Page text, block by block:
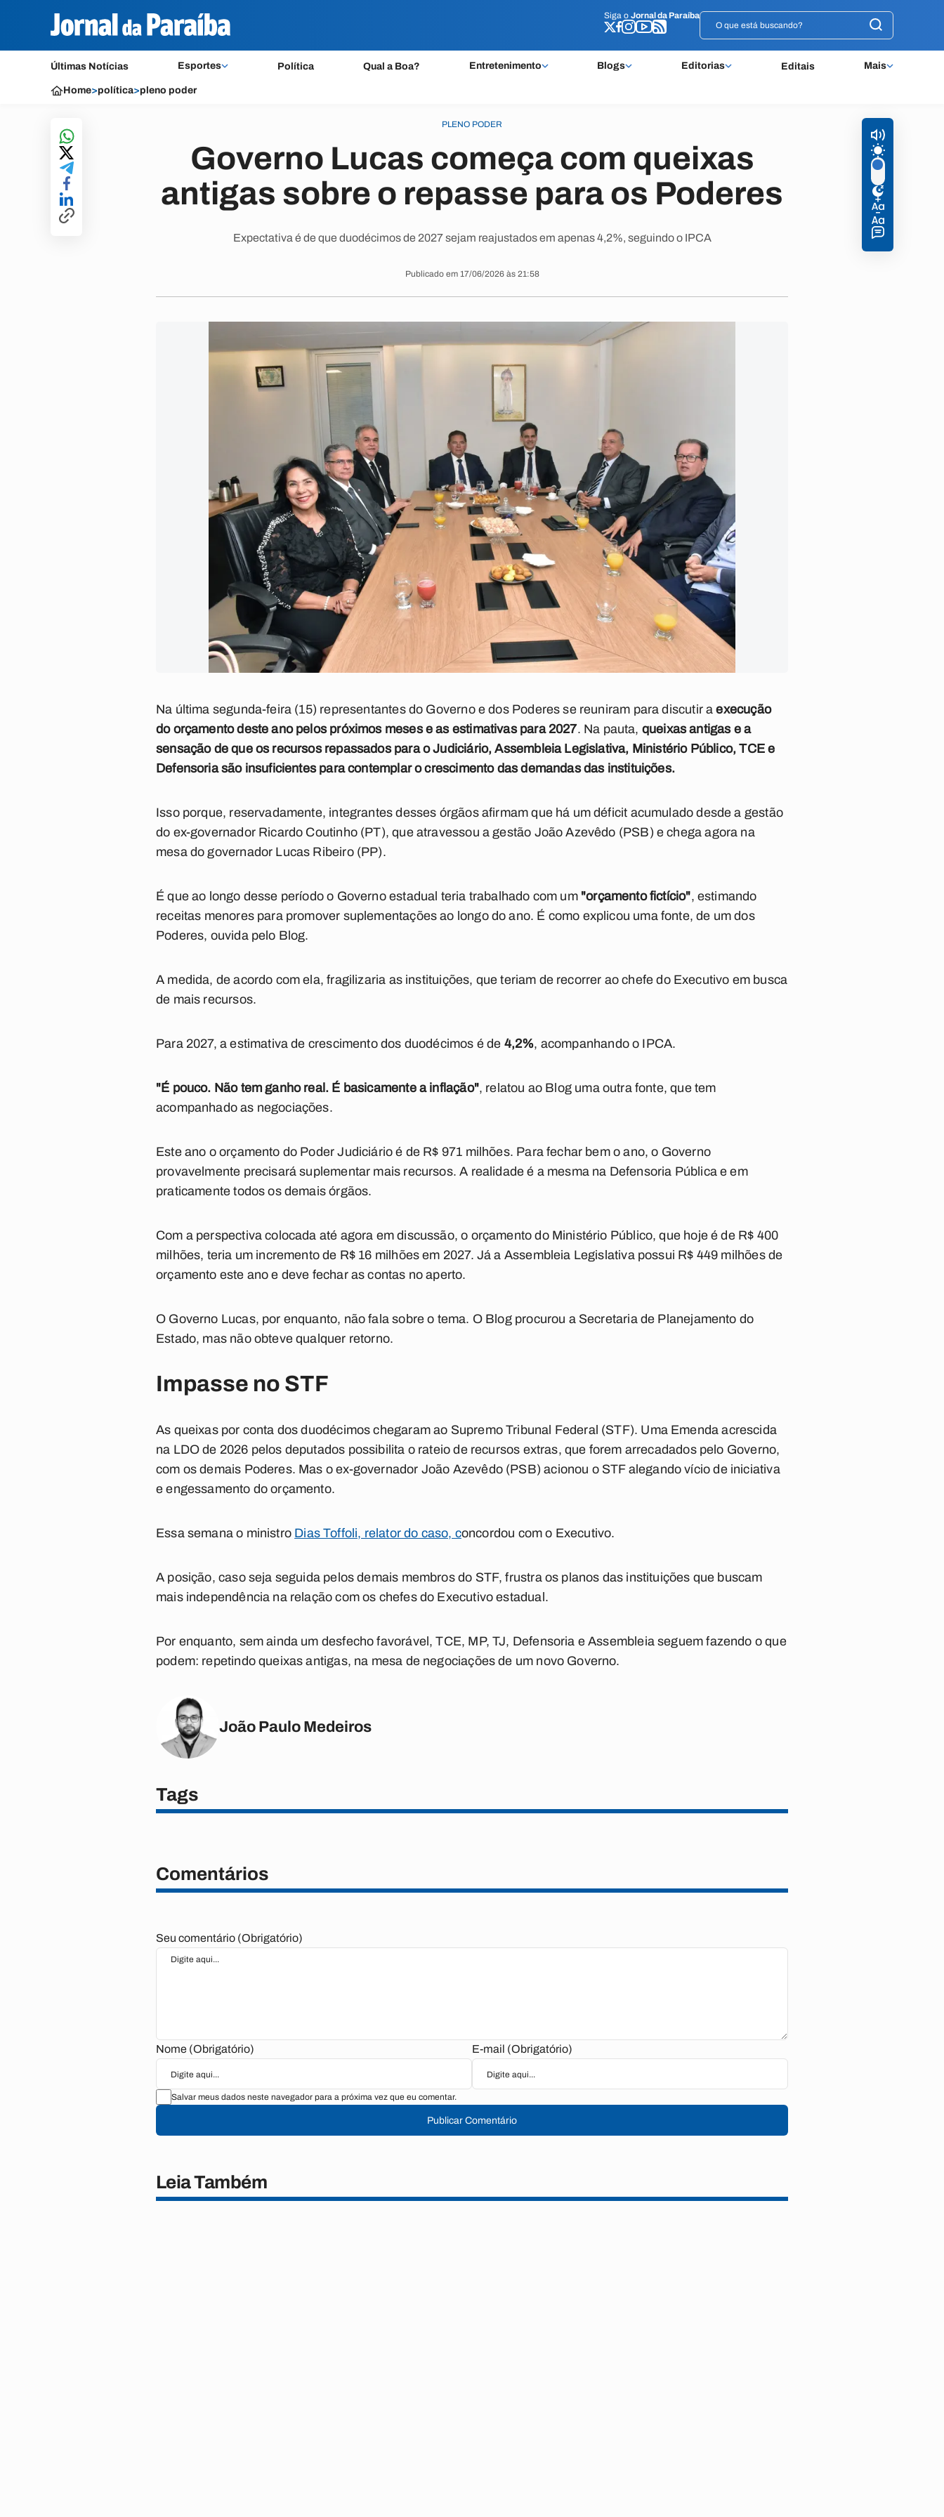
Siga o Jornal da Paraíba
Últimas Notícias Esportes Política Qual a Boa? Entretenimento Blogs Editorias Editais Mais
Siga o Jornal da Paraíba
Home>política>pleno poder
PLENO PODER
Governo Lucas começa com queixas
antigas sobre o repasse para os Poderes
Expectativa é de que duodécimos de 2027 sejam reajustados em apenas 4,2%, seguindo o IPCA
Publicado em 17/06/2026 às 21:58
Na última segunda-feira (15) representantes do Governo e dos Poderes se reuniram para discutir aexecução
do orçamento deste ano pelos próximos meses e as estimativas para 2027. Na pauta, queixas antigas e a
sensação de que os recursos repassados para o Judiciário, Assembleia Legislativa, Ministério Público, TCE e
Defensoria são insuficientes para contemplar o crescimento das demandas das instituições.
Isso porque, reservadamente, integrantes desses órgãos afirmam que há um déficit acumulado desde a gestão
do ex-governador Ricardo Coutinho (PT), que atravessou a gestão João Azevêdo (PSB) e chega agora na
mesa do governador Lucas Ribeiro (PP).
É que ao longo desse período o Governo estadual teria trabalhado com um "orçamento fictício", estimando
receitas menores para promover suplementações ao longo do ano. É como explicou uma fonte, de um dos
Poderes, ouvida pelo Blog.
A medida, de acordo com ela, fragilizaria as instituições, que teriam de recorrer ao chefe do Executivo em busca
de mais recursos.
Para 2027, a estimativa de crescimento dos duodécimos é de 4,2%, acompanhando o IPCA.
"É pouco. Não tem ganho real. É basicamente a inflação", relatou ao Blog uma outra fonte, que tem
acompanhado as negociações.
Este ano o orçamento do Poder Judiciário é de R$ 971 milhões. Para fechar bem o ano, o Governo
provavelmente precisará suplementar mais recursos. A realidade é a mesma na Defensoria Pública e em
praticamente todos os demais órgãos.
Com a perspectiva colocada até agora em discussão, o orçamento do Ministério Público, que hoje é de R$ 400
milhões, teria um incremento de R$ 16 milhões em 2027. Já a Assembleia Legislativa possui R$ 449 milhões de
orçamento este ano e deve fechar as contas no aperto.
O Governo Lucas, por enquanto, não fala sobre o tema. O Blog procurou a Secretaria de Planejamento do
Estado, mas não obteve qualquer retorno.
Impasse no STF
As queixas por conta dos duodécimos chegaram ao Supremo Tribunal Federal (STF). Uma Emenda acrescida
na LDO de 2026 pelos deputados possibilita o rateio de recursos extras, que forem arrecadados pelo Governo,
com os demais Poderes. Mas o ex-governador João Azevêdo (PSB) acionou o STF alegando vício de iniciativa
e engessamento do orçamento.
Essa semana o ministro Dias Toffoli, relator do caso, concordou com o Executivo.
A posição, caso seja seguida pelos demais membros do STF, frustra os planos das instituições que buscam
mais independência na relação com os chefes do Executivo estadual.
Por enquanto, sem ainda um desfecho favorável, TCE, MP, TJ, Defensoria e Assembleia seguem fazendo o que
podem: repetindo queixas antigas, na mesa de negociações de um novo Governo.
João Paulo Medeiros
Tags
Comentários
Seu comentário (Obrigatório)
Nome (Obrigatório) E-mail (Obrigatório)
Salvar meus dados neste navegador para a próxima vez que eu comentar.
Publicar Comentário
Leia Também